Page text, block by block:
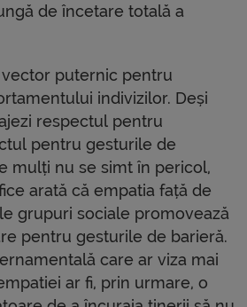
de încetare totală a
puternic pentru
indivizilor. Deși
respectul pentru
pentru gesturile de
mulți nu se simt în pericol,
arată că empatia față de
grupuri sociale promovează
pentru gesturile de barieră.
care ar viza mai
ar fi, prin urmare, o